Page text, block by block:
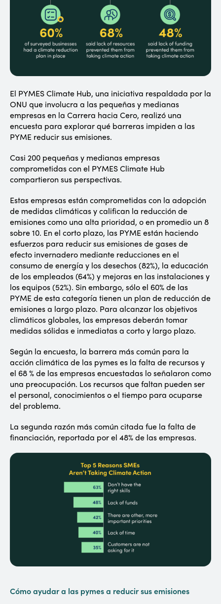
El PYMES Climate Hub, una iniciativa respaldada por la
ONU que involucra a las pequeñas y medianas
empresas en la Carrera hacia Cero, realizó una
encuesta para explorar qué barreras impiden a las
PYME reducir sus emisiones.
Casi 200 pequeñas y medianas empresas
comprometidas con el PYMES Climate Hub
compartieron sus perspectivas.
Estas empresas están comprometidas con la adopción
de medidas climáticas y califican la reducción de
emisiones como una alta prioridad, o en promedio un 8
sobre 10. En el corto plazo, las PYME están haciendo
esfuerzos para reducir sus emisiones de gases de
efecto invernadero mediante reducciones en el
consumo de energía y los desechos (82%), la educación
de los empleados (64%) y mejoras en las instalaciones y
los equipos (52%). Sin embargo, sólo el 60% de las
PYME de esta categoría tienen un plan de reducción de
emisiones a largo plazo. Para alcanzar los objetivos
climáticos globales, las empresas deberán tomar
medidas sólidas e inmediatas a corto y largo plazo.
Según la encuesta, la barrera más común para la
acción climática de las pymes es la falta de recursos y
el 68 % de las empresas encuestadas lo señalaron como
una preocupación. Los recursos que faltan pueden ser
el personal, conocimientos o el tiempo para ocuparse
del problema.
La segunda razón más común citada fue la falta de
financiación, reportada por el 48% de las empresas.
Cómo ayudar a las pymes a reducir sus emisiones